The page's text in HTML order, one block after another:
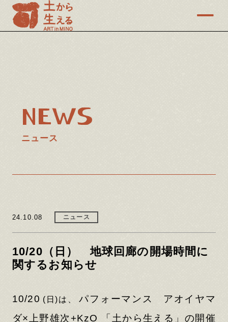
NEWS
ニュース
24.10.08 ニュース
10/20（日） 地球回廊の開場時間に
関するお知らせ
10/20 (日)は、
パフォーマンス アオイヤマ
ダ×上野雄次+KzO 「土から生える」の開催